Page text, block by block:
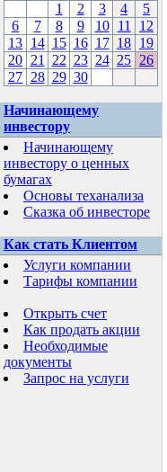
1
2 3 4
5
6
7 8 9 10 11
12
13 14 15 16 17 18 19
20 21 22 23 24 25 26
27 28 29 30
Начинающему
инвестору
Начинающему
инвестору о ценных
бумагах
Основы теханализа
Сказка об инвесторе
Как стать Клиентом
Услуги компании
Тарифы компании
Открыть счет
Как продать акции
Необходимые
документы
Запрос на услуги